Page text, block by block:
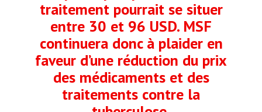
traitement pourrait se situer
entre 30 et 96 USD. MSF
continuera donc à plaider en
faveur d’une réduction du prix
des médicaments et des
traitements contre la